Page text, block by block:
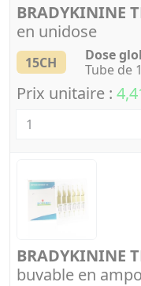
BRADYKININE
en unidose
15CH
Dose
Tube de
Prix unitaire :
BRADYKININE
buvable en